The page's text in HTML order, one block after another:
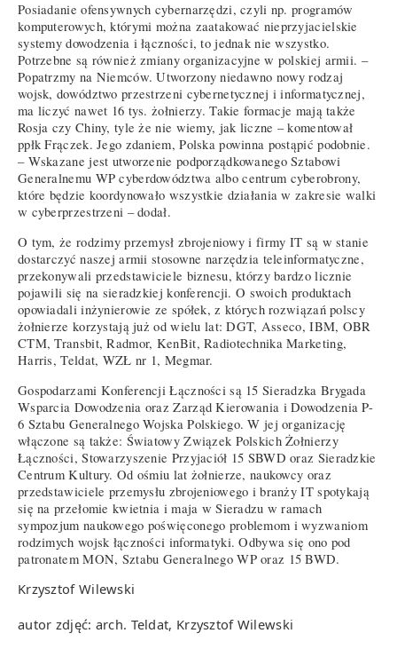
Posiadanie ofensywnych cybernarzędzi, czyli np. programów
komputerowych, którymi można zaatakować nieprzyjacielskie
systemy dowodzenia i łączności, to jednak nie wszystko.
Potrzebne są również zmiany organizacyjne w polskiej armii. –
Popatrzmy na Niemców. Utworzony niedawno nowy rodzaj
wojsk, dowództwo przestrzeni cybernetycznej i informatycznej,
ma liczyć nawet 16 tys. żołnierzy. Takie formacje mają także
Rosja czy Chiny, tyle że nie wiemy, jak liczne – komentował
ppłk Frączek. Jego zdaniem, Polska powinna postąpić podobnie.
– Wskazane jest utworzenie podporządkowanego Sztabowi
Generalnemu WP cyberdowództwa albo centrum cyberobrony,
które będzie koordynowało wszystkie działania w zakresie walki
w cyberprzestrzeni – dodał.
O tym, że rodzimy przemysł zbrojeniowy i firmy IT są w stanie
dostarczyć naszej armii stosowne narzędzia teleinformatyczne,
przekonywali przedstawiciele biznesu, którzy bardzo licznie
pojawili się na sieradzkiej konferencji. O swoich produktach
opowiadali inżynierowie ze spółek, z których rozwiązań polscy
żołnierze korzystają już od wielu lat: DGT, Asseco, IBM, OBR
CTM, Transbit, Radmor, KenBit, Radiotechnika Marketing,
Harris, Teldat, WZŁ nr 1, Megmar.
Gospodarzami Konferencji Łączności są 15 Sieradzka Brygada
Wsparcia Dowodzenia oraz Zarząd Kierowania i Dowodzenia P-
6 Sztabu Generalnego Wojska Polskiego. W jej organizację
włączone są także: Światowy Związek Polskich Żołnierzy
Łączności, Stowarzyszenie Przyjaciół 15 SBWD oraz Sieradzkie
Centrum Kultury. Od ośmiu lat żołnierze, naukowcy oraz
przedstawiciele przemysłu zbrojeniowego i branży IT spotykają
się na przełomie kwietnia i maja w Sieradzu w ramach
sympozjum naukowego poświęconego problemom i wyzwaniom
rodzimych wojsk łączności informatyki. Odbywa się ono pod
patronatem MON, Sztabu Generalnego WP oraz 15 BWD.
Krzysztof Wilewski
autor zdjęć: arch. Teldat, Krzysztof Wilewski